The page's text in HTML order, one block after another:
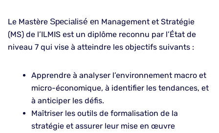
Le Mastère Specialisé en Management et Stratégie
(MS) de l’ILMIS est un diplôme reconnu par l’État de
niveau 7 qui vise à atteindre les objectifs suivants :
Apprendre à analyser l’environnement macro et
micro-économique, à identifier les tendances, et
à anticiper les défis.
Maîtriser les outils de formalisation de la
stratégie et assurer leur mise en œuvre